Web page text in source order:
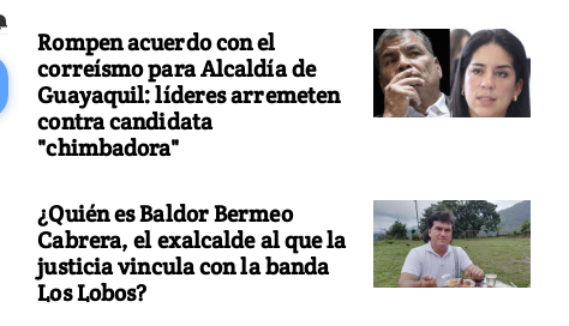
Rompen acuerdo con el
correísmo para Alcaldía de
Guayaquil: líderes arremeten
contra candidata
"chimbadora"
¿Quién es Baldor Bermeo
Cabrera, el exalcalde al que la
justicia vincula con la banda
Los Lobos?